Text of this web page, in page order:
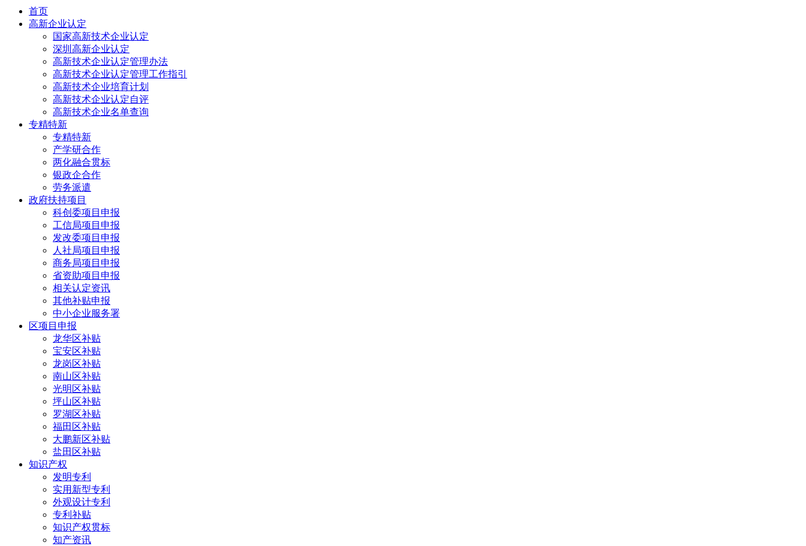
首页
高新企业认定
国家高新技术企业认定
深圳高新企业认定
高新技术企业认定管理办法
高新技术企业认定管理工作指引
高新技术企业培育计划
高新技术企业认定自评
高新技术企业名单查询
专精特新
专精特新
产学研合作
两化融合贯标
银政企合作
劳务派遣
政府扶持项目
科创委项目申报
工信局项目申报
发改委项目申报
人社局项目申报
商务局项目申报
省资助项目申报
相关认定资讯
其他补贴申报
中小企业服务署
区项目申报
龙华区补贴
宝安区补贴
龙岗区补贴
南山区补贴
光明区补贴
坪山区补贴
罗湖区补贴
福田区补贴
大鹏新区补贴
盐田区补贴
知识产权
发明专利
实用新型专利
外观设计专利
专利补贴
知识产权贯标
知产资讯